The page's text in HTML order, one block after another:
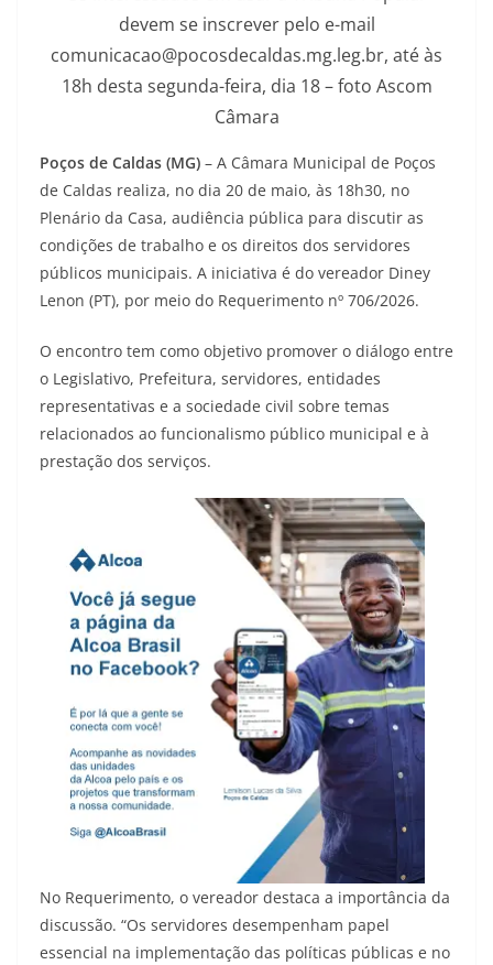
devem se inscrever pelo e-mail
comunicacao@pocosdecaldas.mg.leg.br, até às
18h desta segunda-feira, dia 18 – foto Ascom
Câmara
Poços de Caldas (MG) – A Câmara Municipal de Poços
de Caldas realiza, no dia 20 de maio, às 18h30, no
Plenário da Casa, audiência pública para discutir as
condições de trabalho e os direitos dos servidores
públicos municipais. A iniciativa é do vereador Diney
Lenon (PT), por meio do Requerimento nº 706/2026.
O encontro tem como objetivo promover o diálogo entre
o Legislativo, Prefeitura, servidores, entidades
representativas e a sociedade civil sobre temas
relacionados ao funcionalismo público municipal e à
prestação dos serviços.
No Requerimento, o vereador destaca a importância da
discussão. “Os servidores desempenham papel
essencial na implementação das políticas públicas e no